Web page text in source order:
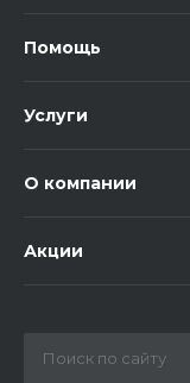
Помощь
Услуги
О компании
Акции